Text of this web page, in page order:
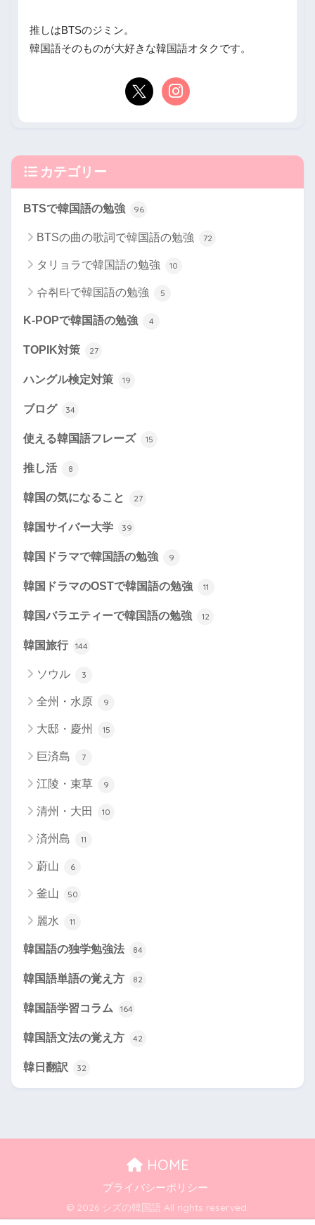
推しはBTSのジミン。
韓国語そのものが大好きな韓国語オタクです。
カテゴリー
BTSで韓国語の勉強 96
BTSの曲の歌詞で韓国語の勉強 72
タリョラで韓国語の勉強 10
슈취타で韓国語の勉強 5
K-POPで韓国語の勉強 4
TOPIK対策 27
ハングル検定対策 19
ブログ 34
使える韓国語フレーズ 15
推し活 8
韓国の気になること 27
韓国サイバー大学 39
韓国ドラマで韓国語の勉強 9
韓国ドラマのOSTで韓国語の勉強 11
韓国バラエティーで韓国語の勉強 12
韓国旅行 144
ソウル 3
全州・水原 9
大邸・慶州 15
巨済島 7
江陵・束草 9
清州・大田 10
済州島 11
蔚山 6
釜山 50
麗水 11
韓国語の独学勉強法 84
韓国語単語の覚え方 82
韓国語学習コラム 164
韓国語文法の覚え方 42
韓日翻訳 32
HOME
プライバシーポリシー
© 2026 シズの韓国語 All rights reserved.